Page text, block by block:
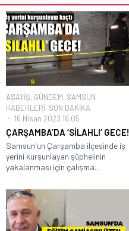
ASAYİŞ, GÜNDEM, SAMSUN
HABERLERİ, SON DAKİKA
16 Nisan 2023 16:05
ÇARŞAMBA’DA ‘SİLAHLI’ GECE!
Samsun'un Çarşamba ilçesinde iş
yerini kurşunlayan şüphelinin
yakalanması için çalışma...